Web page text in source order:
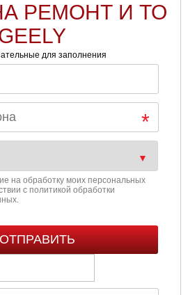
РЕМОНТ И ТО
для заполнения
на обработку моих персональных
с политикой обработки